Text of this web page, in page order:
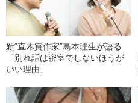
新“直木賞作家”島本理生が語る
「別れ話は密室でしないほうが
いい理由」